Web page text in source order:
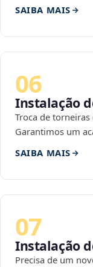
SAIBA MAIS
06
Instalação
Troca de
Garantimos um
SAIBA MAIS
07
Instalação
Precisa de um